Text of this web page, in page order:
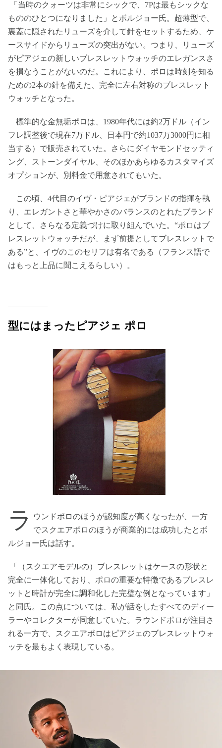
「当時のクォーツは非常にシックで、7Pは最もシックな
もののひとつになりました」とボルジョー氏。超薄型で、
裏蓋に隠されたリューズを介して針をセットするため、ケ
ースサイドからリューズの突出がない。つまり、リューズ
がピアジェの新しいブレスレットウォッチのエレガンスさ
を損なうことがないのだ。これにより、ポロは時刻を知る
ための2本の針を備えた、完全に左右対称のブレスレット
ウォッチとなった。
標準的な金無垢ポロは、1980年代には約2万ドル（イン
フレ調整後で現在7万ドル、日本円で約1037万3000円に相
当する）で販売されていた。さらにダイヤモンドセッティ
ング、ストーンダイヤル、そのほかあらゆるカスタマイズ
オプションが、別料金で用意されてもいた。
この頃、4代目のイヴ・ピアジェがブランドの指揮を執
り、エレガントさと華やかさのバランスのとれたブランド
として、さらなる定義づけに取り組んでいた。“ポロはブ
レスレットウォッチだが、まず前提としてブレスレットで
ある”と、イヴのこのセリフは有名である（フランス語で
はもっと上品に聞こえるらしい）。
型にはまったピアジェ ポロ
ラ
ウンドポロのほうが認知度が高くなったが、一方
でスクエアポロのほうが商業的には成功したとボ
ルジョー氏は話す。
「（スクエアモデルの）ブレスレットはケースの形状と
完全に一体化しており、ポロの重要な特徴であるブレスレ
ットと時計が完全に調和化した完璧な例となっています」
と同氏。この点については、私が話をしたすべてのディー
ラーやコレクターが同意していた。ラウンドポロが注目さ
れる一方で、スクエアポロはピアジェのブレスレットウォ
ッチを最もよく表現している。